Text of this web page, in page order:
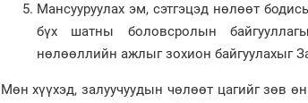
Мансууруулах эм, сэтгэцэд нөлөөт
бүх шатны боловсролын
нөлөөллийн ажлыг зохион байгуулахыг
Мөн хүүхэд, залуучуудын чөлөөт цагийг зөв